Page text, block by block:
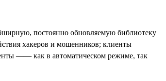
постоянно обновляемую библиотеку
хакеров и мошенников; клиенты
—— как в автоматическом режиме, так